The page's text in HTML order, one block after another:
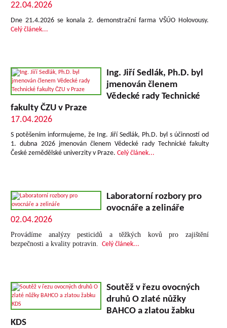
22.04.2026
Dne 21.4.2026 se konala 2. demonstrační farma VŠÚO Holovousy.
Celý článek...
Ing. Jiří Sedlák, Ph.D. byl
jmenován členem
Vědecké rady Technické
fakulty ČZU v Praze
17.04.2026
S potěšením informujeme, že Ing. Jiří Sedlák, Ph.D. byl s účinností od
1. dubna 2026 jmenován členem Vědecké rady Technické fakulty
České zemědělské univerzity v Praze. Celý článek...
Laboratorní rozbory pro
ovocnáře a zelináře
02.04.2026
Provádíme analýzy pesticidů a těžkých kovů pro zajištění
bezpečnosti a kvality potravin. Celý článek...
Soutěž v řezu ovocných
druhů O zlaté nůžky
BAHCO a zlatou žabku
KDS